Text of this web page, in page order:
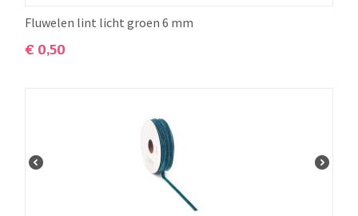
Fluwelen lint licht groen 6 mm
€ 0,50